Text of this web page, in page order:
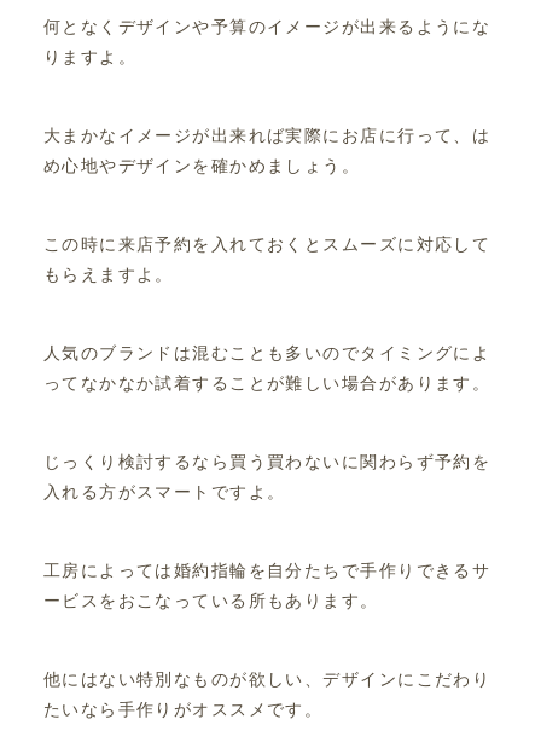
何となくデザインや予算のイメージが出来るようにな
りますよ。
大まかなイメージが出来れば実際にお店に行って、は
め心地やデザインを確かめましょう。
この時に来店予約を入れておくとスムーズに対応して
もらえますよ。
人気のブランドは混むことも多いのでタイミングによ
ってなかなか試着することが難しい場合があります。
じっくり検討するなら買う買わないに関わらず予約を
入れる方がスマートですよ。
工房によっては婚約指輪を自分たちで手作りできるサ
ービスをおこなっている所もあります。
他にはない特別なものが欲しい、デザインにこだわり
たいなら手作りがオススメです。